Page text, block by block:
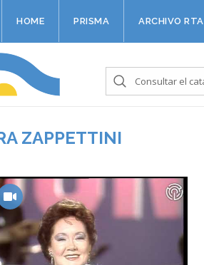
HOME PRISMA ARCHIVO RTA
ZAPPETTINI